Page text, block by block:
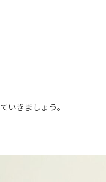
いきましょう。